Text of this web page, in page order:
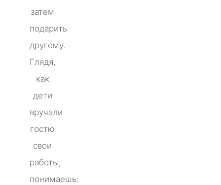
затем
подарить
другому.
Глядя,
как
дети
вручали
гостю
свои
работы,
понимаешь: